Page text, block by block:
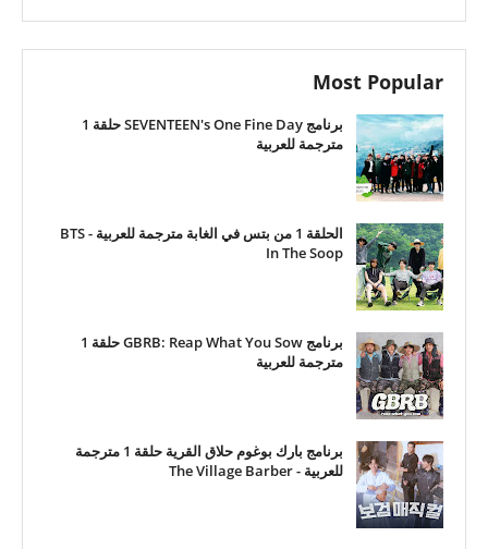
Most Popular
برنامج SEVENTEEN's One Fine Day حلقة 1
مترجمة للعربية
الحلقة 1 من بتس في الغابة مترجمة للعربية - BTS
In The Soop
برنامج GBRB: Reap What You Sow حلقة 1
مترجمة للعربية
برنامج بارك بوغوم حلاق القرية حلقة 1 مترجمة
للعربية - The Village Barber